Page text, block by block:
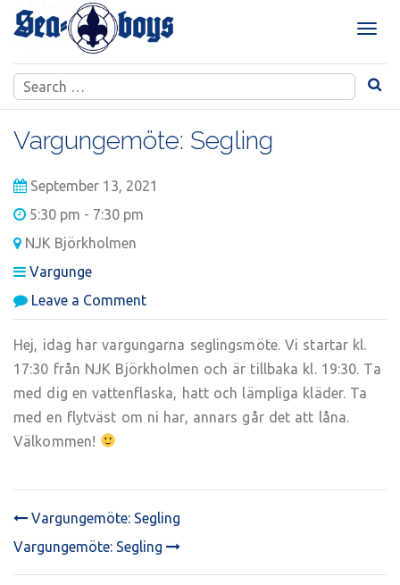
Skip
T
g
l
Search
for:
Vargungemöte: Segling
September 13, 2021
5:30 pm - 7:30 pm
NJK Björkholmen
Vargunge
Leave a Commenton
Vargungemöte:
Segling
Hej, idag har vargungarna seglingsmöte. Vi startar kl.
17:30 från NJK Björkholmen och är tillbaka kl. 19:30. Ta
med dig en vattenflaska, hatt och lämpliga kläder. Ta
med en flytväst om ni har, annars går det att låna.
Välkommen!
POST
NAVIGATION
Vargungemöte: Segling
Vargungemöte: Segling